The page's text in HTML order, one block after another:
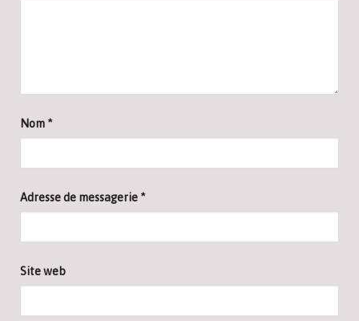
Nom *
Adresse de messagerie *
Site web